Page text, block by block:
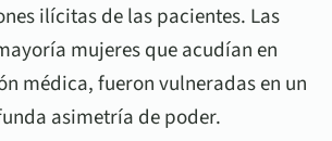
ilícitasde las pacientes. Las
mujeres que acudían en
médica, fueron vulneradas en un
asimetría de poder.